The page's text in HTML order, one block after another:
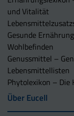
und Vitalität
Gesunde
Wohlbefinden
Genussmittel –
Lebensmittellisten
Phytolexikon – Die
Über Eucell